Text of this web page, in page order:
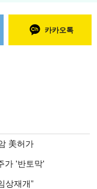
카카오톡
美허가
가 '반토막'
상재개”